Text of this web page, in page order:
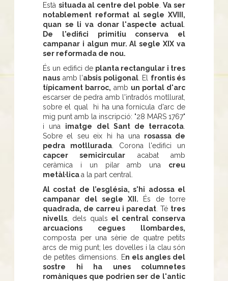
Està situada al centre del poble .Va ser
notablement reformat al segle XVIII,
quan se li va donar l'aspecte actual
De l'edifici primitiu conserva el
campanar i algun mur. Al segle XIX va
ser reformada de nou.
És un edifici de planta rectangular i tres
naus amb l'absis poligonal. El frontis és
típicament barroc, amb un portal d'arc
escarser de pedra amb l'intradós motllurat,
sobre el qual hi ha una fornícula d'arc de
mig punt amb la inscripció: "28 MARS 1767"
i una imatge del Sant de terracota
Sobre el seu eix hi ha una rosassa de
pedra motllurada. Corona l'edifici un
capcer semicircular acabat amb
ceràmica i un pilar amb una creu
metàl·licaa la part central.
Al costat de l’església, s'hi adossa el
campanar del segle XII. És de torre
quadrada, de carreu i paredat . Té tres
nivells , dels quals el central conserva
arcuacions cegues llombardes,
composta per una sèrie de quatre petits
arcs de mig punt; les dovelles i la clau són
de petites dimensions. En els angles del
sostre hi ha unes columnetes
romàniques que podrien ser de l'antic